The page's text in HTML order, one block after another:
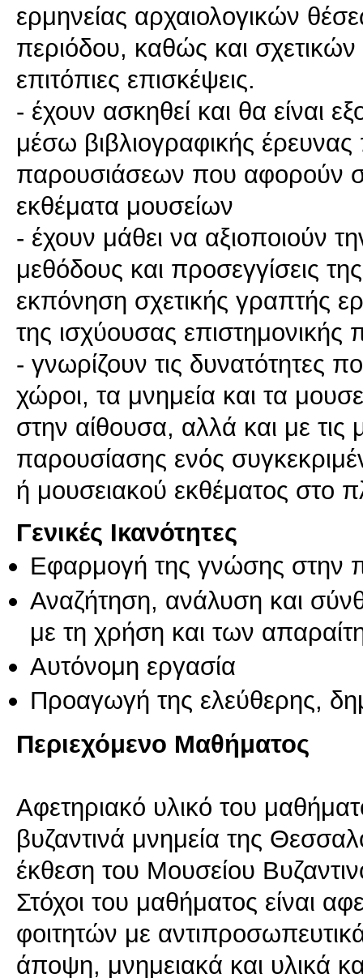
ερμηνείας αρχαιολογικών
περιόδου, καθώς και
επιτόπιες επισκέψεις.
- έχουν ασκηθεί και θα είναι
μέσω βιβλιογραφικής
παρουσιάσεων που αφορούν
εκθέματα μουσείων
- έχουν μάθει να αξιοποιούν
μεθόδους και προσεγγίσεις
εκπόνηση σχετικής γραπτής
της ισχύουσας επιστημονικής
- γνωρίζουν τις δυνατότητες
χώροι, τα μνημεία και τα
στην αίθουσα, αλλά και με τις
παρουσίασης ενός
ή μουσειακού εκθέματος στο
Γενικές Ικανότητες
Εφαρμογή της γνώσης στην
Αναζήτηση, ανάλυση και
με τη χρήση και των
Αυτόνομη εργασία
Προαγωγή της ελεύθερης,
Περιεχόμενο Μαθήματος
Αφετηριακό υλικό του
βυζαντινά μνημεία της
έκθεση του Μουσείου
Στόχοι του μαθήματος είναι
φοιτητών με
άποψη, μνημειακά και υλικά